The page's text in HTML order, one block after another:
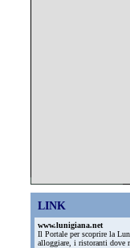
LINK
www.lunigiana.net
Il Portale per scoprire la
alloggiare, i ristoranti dove